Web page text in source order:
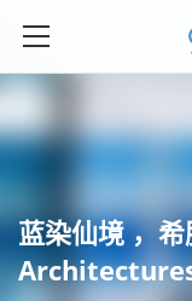
蓝染仙境 ，